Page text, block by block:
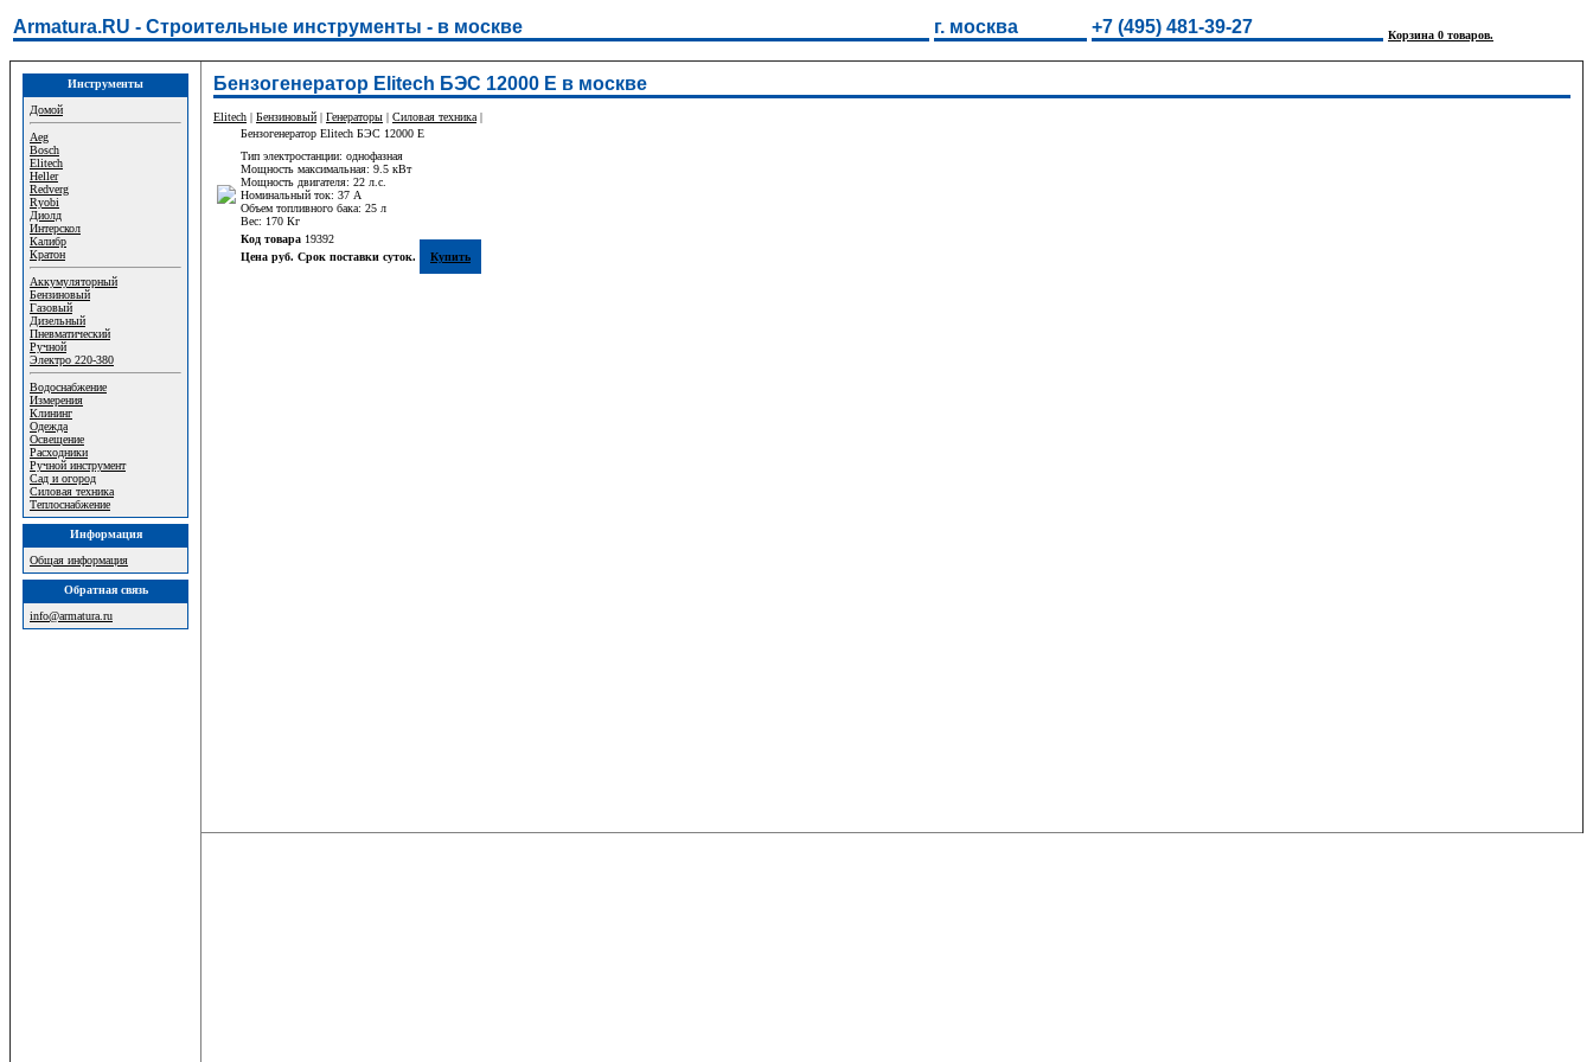
Armatura.RU - Строительные инструменты - в москве г. москва +7 (495) 481-39-27 Корзина 0 товаров.
Инструменты
Домой
Aeg
Bosch
Elitech
Heller
Redverg
Ryobi
Диолд
Интерскол
Калибр
Кратон
Аккумуляторный
Бензиновый
Газовый
Дизельный
Пневматический
Ручной
Электро 220-380
Водоснабжение
Измерения
Клининг
Одежда
Освещение
Расходники
Ручной инструмент
Сад и огород
Силовая техника
Теплоснабжение
Информация
Общая информация
Обратная связь
info@armatura.ru
Бензогенератор Elitech БЭС 12000 Е в москве
Elitech | Бензиновый | Генераторы | Силовая техника |
Бензогенератор Elitech БЭС 12000 Е
Тип электростанции: однофазная
Мощность максимальная: 9.5 кВт
Мощность двигателя: 22 л.с.
Номинальный ток: 37 A
Объем топливного бака: 25 л
Вес: 170 Кг
Код товара 19392
Цена руб. Срок поставки суток.
Купить